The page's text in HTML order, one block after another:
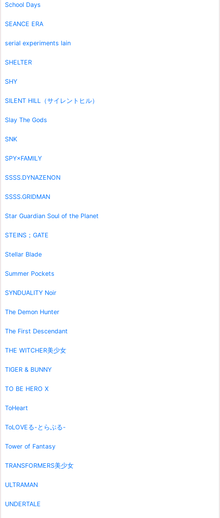
School Days
SEANCE ERA
serial experiments lain
SHELTER
SHY
SILENT HILL（サイレントヒル）
Slay The Gods
SNK
SPY×FAMILY
SSSS.DYNAZENON
SSSS.GRIDMAN
Star Guardian Soul of the Planet
STEINS；GATE
Stellar Blade
Summer Pockets
SYNDUALITY Noir
The Demon Hunter
The First Descendant
THE WITCHER美少女
TIGER & BUNNY
TO BE HERO X
ToHeart
ToLOVEる-とらぶる-
Tower of Fantasy
TRANSFORMERS美少女
ULTRAMAN
UNDERTALE